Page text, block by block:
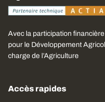
Avec la participation
pour le Développement
charge de l’Agriculture
Accès rapides